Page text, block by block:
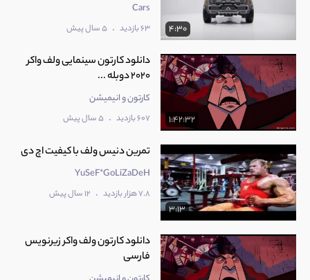
4:30
Cars
63 بازدید . 5 سال پیش
1:42:32
دانلود کارتون سینمایی ولف‌ واکر
2020 دوبله ...
کارتون و انیمیشن
607 بازدید . 5 سال پیش
3:13
تمرین دنیس ولف با کیفیت اچ دی
YuSeF*GoLiZaDeH
7.8 هزار بازدید . 12 سال پیش
دانلود کارتون ولف‌ واکر زیرنویس
فارسی